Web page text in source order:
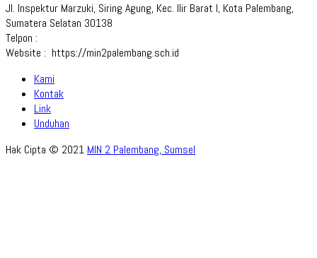
Jl. Inspektur Marzuki, Siring Agung, Kec. Ilir Barat I, Kota Palembang,
Sumatera Selatan 30138
Telpon :
Website : https://min2palembang.sch.id
Kami
Kontak
Link
Unduhan
Hak Cipta © 2021 MIN 2 Palembang, Sumsel